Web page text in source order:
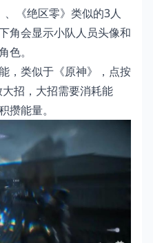
《绝区零》类似的3人
角会显示小队人员头像和
色。
，类似于《原神》，点按
招，大招需要消耗能
攒能量。